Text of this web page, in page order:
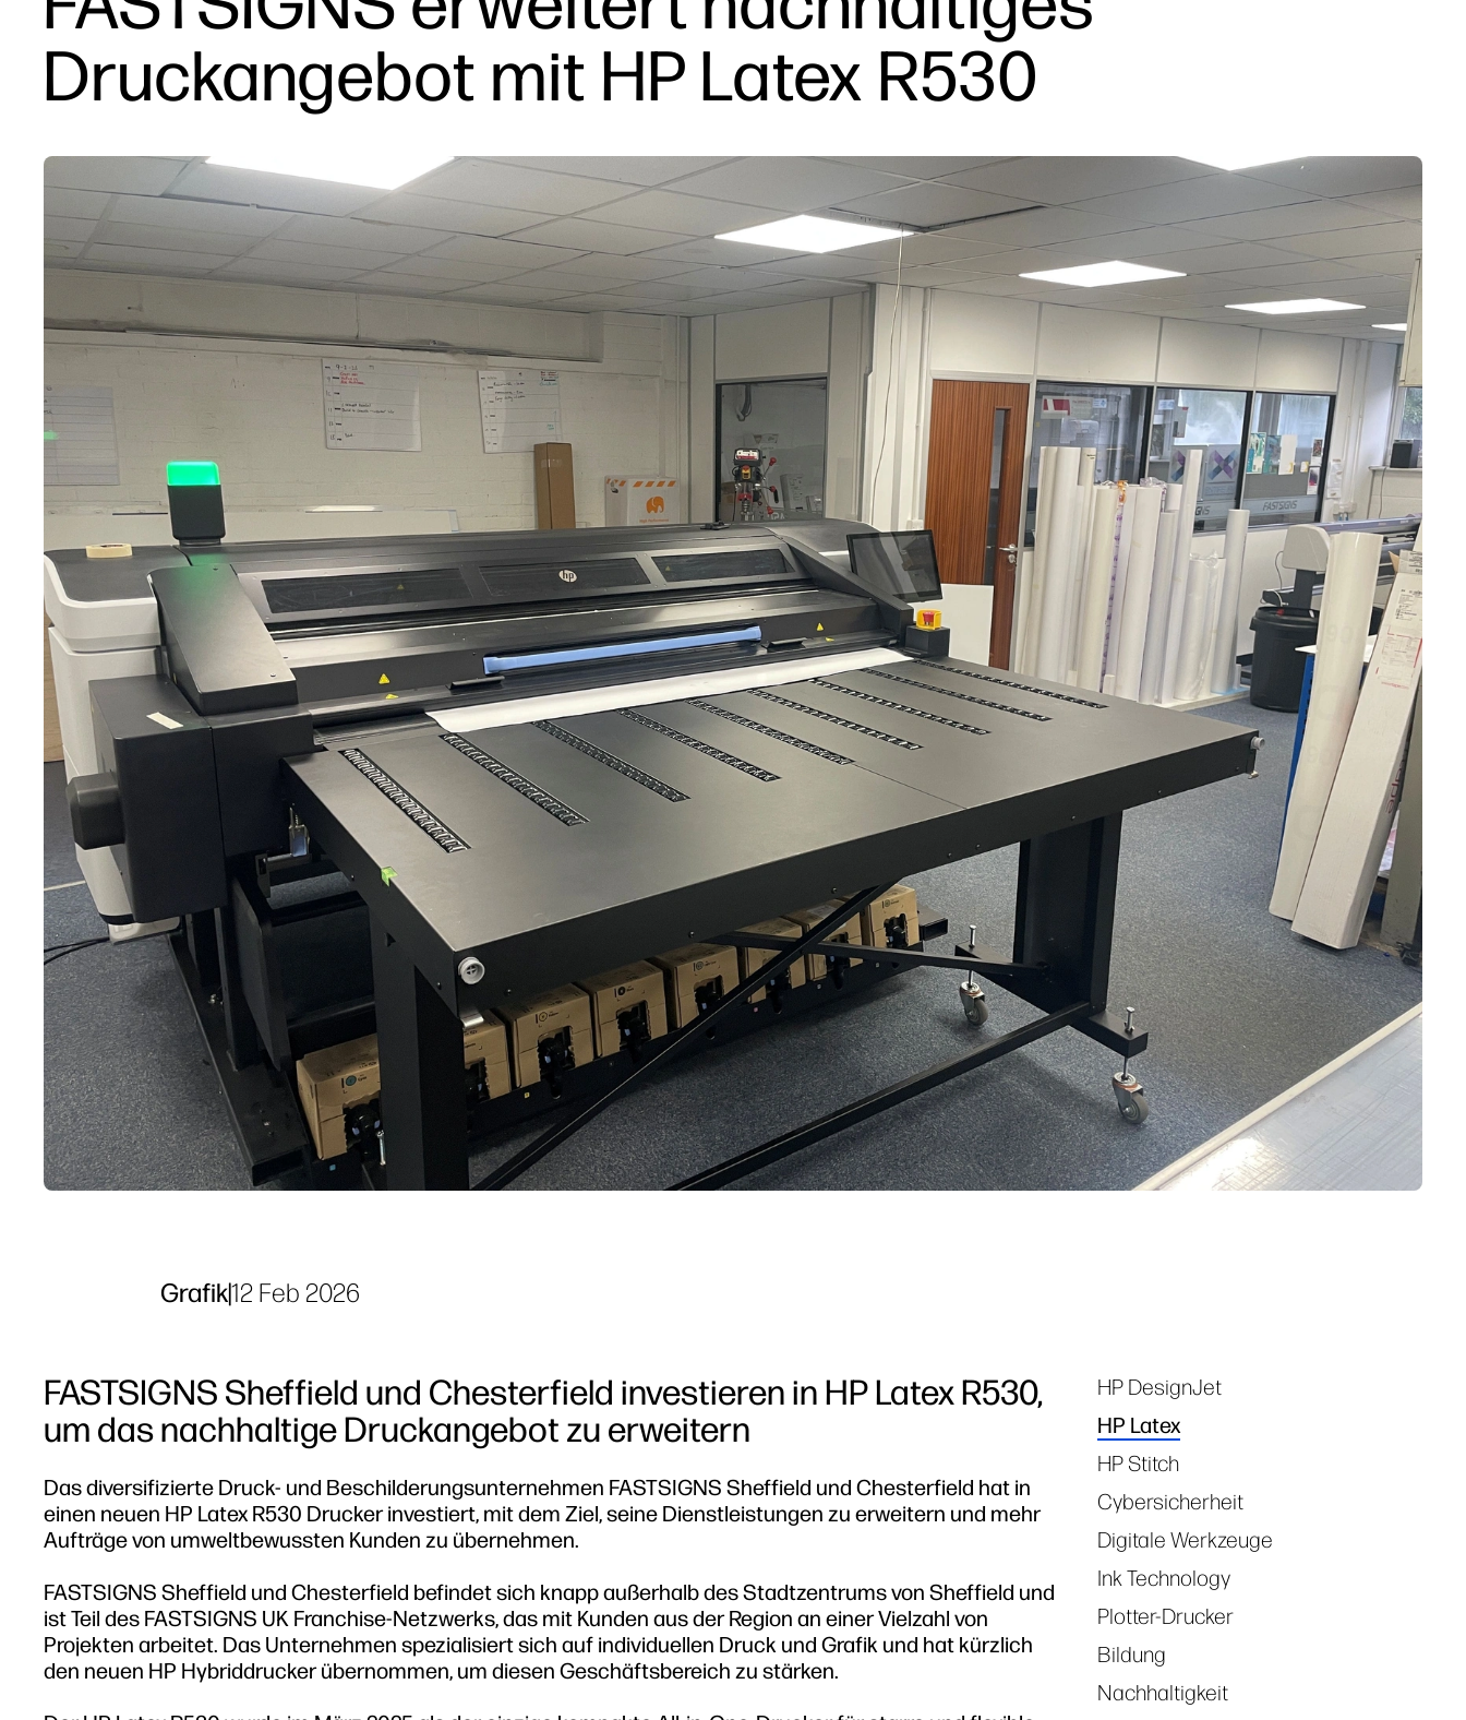
Druckangebot mit HP Latex R530
Grafik|12 Feb 2026
FASTSIGNS Sheffield und Chesterfield investieren in HP Latex R530,
um das nachhaltige Druckangebot zu erweitern
Das diversifizierte Druck- und Beschilderungsunternehmen FASTSIGNS Sheffield und Chesterfield hat in
einen neuen HP Latex R530 Drucker investiert, mit dem Ziel, seine Dienstleistungen zu erweitern und mehr
Aufträge von umweltbewussten Kunden zu übernehmen.
FASTSIGNS Sheffield und Chesterfield befindet sich knapp außerhalb des Stadtzentrums von Sheffield und
ist Teil des FASTSIGNS UK Franchise-Netzwerks, das mit Kunden aus der Region an einer Vielzahl von
Projekten arbeitet. Das Unternehmen spezialisiert sich auf individuellen Druck und Grafik und hat kürzlich
den neuen HP Hybriddrucker übernommen, um diesen Geschäftsbereich zu stärken.
Tags
HP DesignJet
HP Latex
HP Stitch
Cybersicherheit
Digitale Werkzeuge
Ink Technology
Plotter-Drucker
Bildung
Nachhaltigkeit